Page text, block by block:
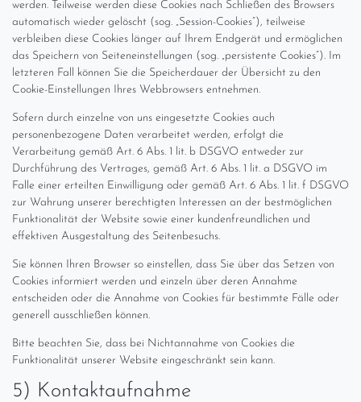
werden. Teilweise werden diese Cookies nach Schließen des Browsers
automatisch wieder gelöscht (sog. „Session-Cookies“), teilweise
verbleiben diese Cookies länger auf Ihrem Endgerät und ermöglichen
das Speichern von Seiteneinstellungen (sog. „persistente Cookies“). Im
letzteren Fall können Sie die Speicherdauer der Übersicht zu den
Cookie-Einstellungen Ihres Webbrowsers entnehmen.
Sofern durch einzelne von uns eingesetzte Cookies auch
personenbezogene Daten verarbeitet werden, erfolgt die
Verarbeitung gemäß Art. 6 Abs. 1 lit. b DSGVO entweder zur
Durchführung des Vertrages, gemäß Art. 6 Abs. 1 lit. a DSGVO im
Falle einer erteilten Einwilligung oder gemäß Art. 6 Abs. 1 lit. f DSGVO
zur Wahrung unserer berechtigten Interessen an der bestmöglichen
Funktionalität der Website sowie einer kundenfreundlichen und
effektiven Ausgestaltung des Seitenbesuchs.
Sie können Ihren Browser so einstellen, dass Sie über das Setzen von
Cookies informiert werden und einzeln über deren Annahme
entscheiden oder die Annahme von Cookies für bestimmte Fälle oder
generell ausschließen können.
Bitte beachten Sie, dass bei Nichtannahme von Cookies die
Funktionalität unserer Website eingeschränkt sein kann.
5) Kontaktaufnahme